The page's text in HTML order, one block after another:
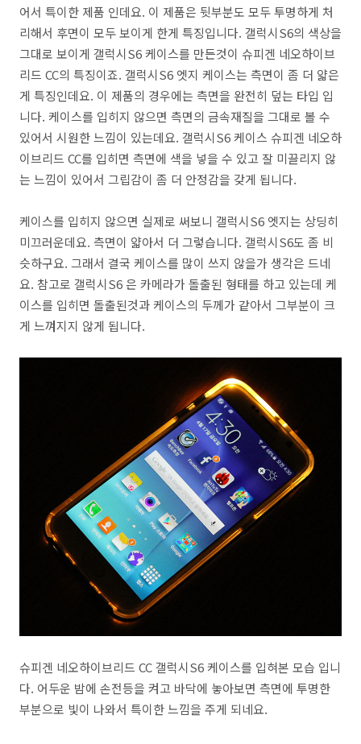
어서 특이한 제품 인데요. 이 제품은 뒷부분도 모두 투명하게 처
리해서 후면이 모두 보이게 한게 특징입니다. 갤럭시S6의 색상을
그대로 보이게 갤럭시S6 케이스를 만든것이 슈피겐 네오하이브
리드 CC의 특징이죠. 갤럭시S6 엣지 케이스는 측면이 좀 더 얇은
게 특징인데요. 이 제품의 경우에는 측면을 완전히 덮는 타입 입
니다. 케이스를 입히지 않으면 측면의 금속재질을 그대로 볼 수
있어서 시원한 느낌이 있는데요. 갤럭시S6 케이스 슈피겐 네오하
이브리드 CC를 입히면 측면에 색을 넣을 수 있고 잘 미끌리지 않
는 느낌이 있어서 그립감이 좀 더 안정감을 갖게 됩니다.
케이스를 입히지 않으면 실제로 써보니 갤럭시S6 엣지는 상딩히
미끄러운데요. 측면이 얇아서 더 그렇습니다. 갤럭시S6도 좀 비
슷하구요. 그래서 결국 케이스를 많이 쓰지 않을가 생각은 드네
요. 참고로 갤럭시S6 은 카메라가 돌출된 형태를 하고 있는데 케
이스를 입히면 돌출된것과 케이스의 두께가 같아서 그부분이 크
게 느껴지지 않게 됩니다.
슈피겐 네오하이브리드 CC 갤럭시S6 케이스를 입혀본 모습 입니
다. 어두운 밤에 손전등을 켜고 바닥에 놓아보면 측면에 투명한
부분으로 빛이 나와서 특이한 느낌을 주게 되네요.